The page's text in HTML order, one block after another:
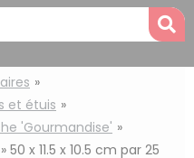
et étuis
'Gourmandise'
x 11.5 x 10.5 cm par 25